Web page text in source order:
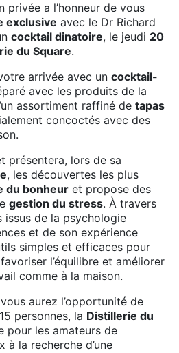
privée a l’honneur de vous
exclusive avec le Dr Richard
cocktail dinatoire, le jeudi 20
du Square.
arrivée avec un cocktail-
avec les produits de la
assortiment raffiné de tapas
concoctés avec des
présentera, lors de sa
, les découvertes les plus
du bonheur et propose des
gestion du stress. À travers
issus de la psychologie
et de son expérience
simples et efficaces pour
l’équilibre et améliorer
comme à la maison.
aurez l’opportunité de
personnes, la Distillerie du
pour les amateurs de
à la recherche d’une